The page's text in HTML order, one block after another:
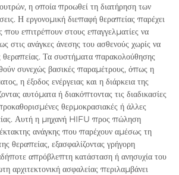
η οποία προωθεί τη διατήρηση των
Η εργονομική διεπαφή θεραπείας παρέχει
που επιτρέπουν στους επαγγελματίες να
στις ανάγκες άνεσης του ασθενούς χωρίς να
θεραπείας. Τα συστήματα παρακολούθησης
συνεχώς βασικές παραμέτρους, όπως η
η έξοδος ενέργειας και η διάρκεια της
αυτόματα ή διακόπτοντας τις διαδικασίες
θερμοκρασιακές ή άλλες
Αυτή η μηχανή HIFU προς πώληση
ανάγκης που παρέχουν αμέσως τη
θεραπείας, εξασφαλίζοντας γρήγορη
απρόβλεπτη κατάσταση ή ανησυχία του
αρχιτεκτονική ασφαλείας περιλαμβάνει